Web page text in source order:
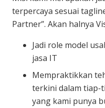
terpercaya sesuai
Partner”. Akan halnya
Jadi role model
jasa IT
Mempraktikkan
terkini dalam tiap-
yang kami punya